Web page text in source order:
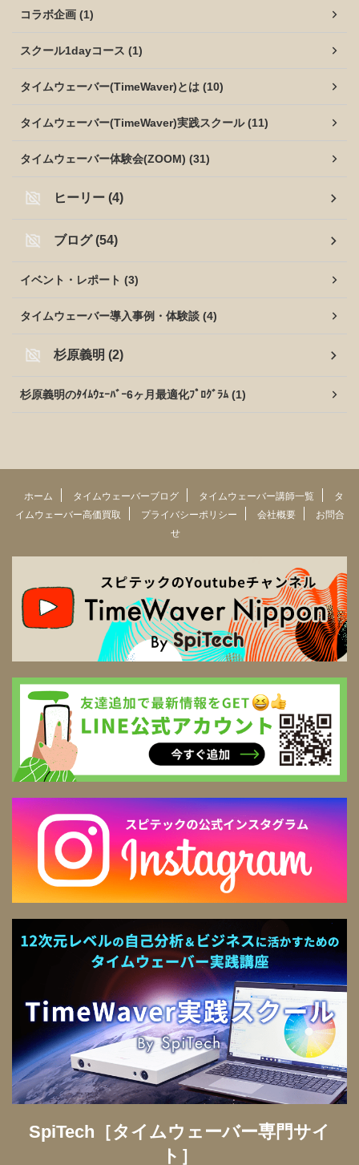
コラボ企画 (1)
スクール1dayコース (1)
タイムウェーバー(TimeWaver)とは (10)
タイムウェーバー(TimeWaver)実践スクール (11)
タイムウェーバー体験会(ZOOM) (31)
ヒーリー (4)
ブログ (54)
イベント・レポート (3)
タイムウェーバー導入事例・体験談 (4)
杉原義明 (2)
杉原義明のﾀｲﾑｳｪｰﾊﾞｰ6ヶ月最適化ﾌﾟﾛｸﾞﾗﾑ (1)
ホーム タイムウェーバーブログ タイムウェーバー講師一覧
タ
イムウェーバー高価買取
プライバシーポリシー 会社概要
お問合
せ
SpiTech［タイムウェーバー専門サイ
ト］